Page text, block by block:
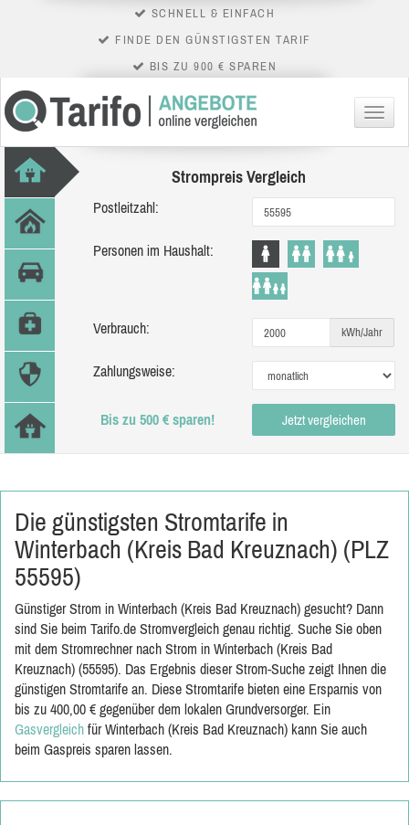
SCHNELL & EINFACH
FINDE DEN GÜNSTIGSTEN TARIF
BIS ZU 900 € SPAREN
Menü
Strompreis Vergleich
Postleitzahl:
Personen im Haushalt:
Verbrauch: kWh/Jahr
Zahlungsweise:
Bis zu 500 € sparen! Jetzt vergleichen
Die günstigsten Stromtarife in
Winterbach (Kreis Bad Kreuznach) (PLZ
55595)
Günstiger Strom in Winterbach (Kreis Bad Kreuznach) gesucht? Dann
sind Sie beim Tarifo.de Stromvergleich genau richtig. Suche Sie oben
mit dem Stromrechner nach Strom in Winterbach (Kreis Bad
Kreuznach) (55595). Das Ergebnis dieser Strom-Suche zeigt Ihnen die
günstigen Stromtarife an. Diese Stromtarife bieten eine Ersparnis von
bis zu 400,00 € gegenüber dem lokalen Grundversorger. Ein
Gasvergleich für Winterbach (Kreis Bad Kreuznach) kann Sie auch
beim Gaspreis sparen lassen.